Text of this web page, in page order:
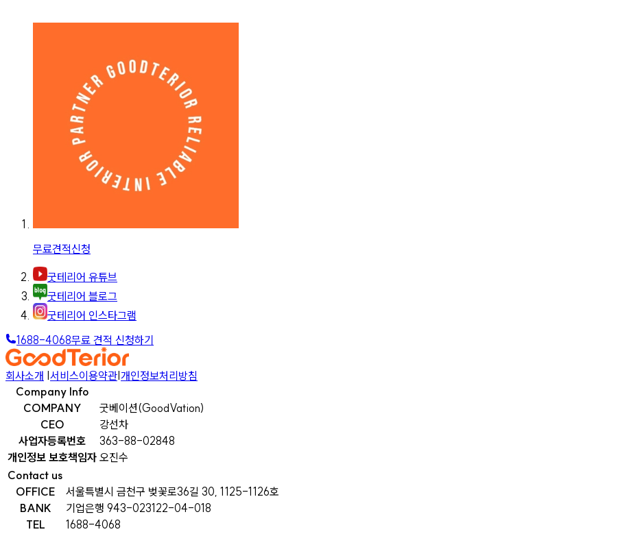
무료견적신청
굿테리어 유튜브
굿테리어 블로그
굿테리어 인스타그램
1688-4068무료 견적 신청하기
회사소개 |서비스이용약관|개인정보처리방침
Company Info
COMPANY
굿베이션(GoodVation)
CEO
강선차
사업자등록번호
363-88-02848
개인정보 보호책임자 오진수
Contact us
OFFICE
서울특별시 금천구 벚꽃로36길 30, 1125-1126호
BANK
기업은행 943-023122-04-018
TEL
1688-4068